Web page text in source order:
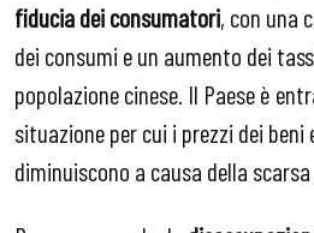
fiducia dei consumatori, con una
dei consumi e un aumento dei
popolazione cinese. Il Paese è
situazione per cui i prezzi dei beni
diminuiscono a causa della